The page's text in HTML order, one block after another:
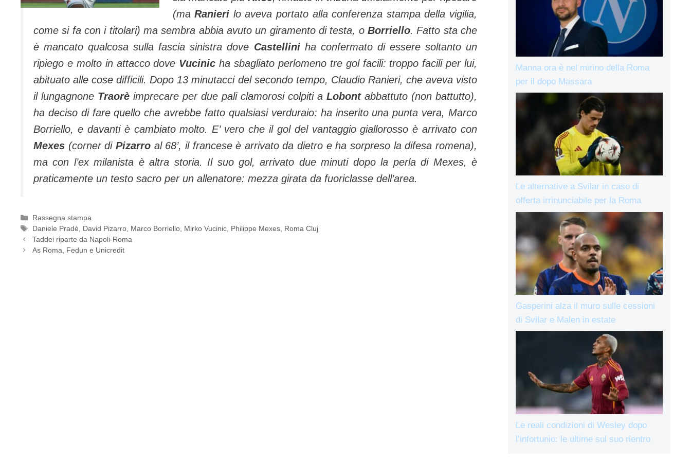
(maRanieri lo aveva portato alla conferenza stampa della vigilia,
come si fa con i titolari) ma sembra abbia avuto un giramento di testa, o Borriello. Fatto sta che
è mancato qualcosa sulla fascia sinistra dove Castelliniha confermato di essere soltanto un
ripiego e molto in attacco dove Vucinic ha sbagliato perlomeno tre gol facili: troppo facili per lui,
abituato alle cose difficili. Dopo 13 minutacci del secondo tempo, Claudio Ranieri, che aveva visto
il lungagnone Traorè imprecare per due pali clamorosi colpiti a Lobontabbattuto (non battutto),
ha deciso di fare quello che avrebbe fatto qualsiasi verduraio: ha inserito una punta vera, Marco
Borriello, e davanti è cambiato molto. E’ vero che il gol del vantaggio giallorosso è arrivato con
Mexes (corner di Pizarroal 68’, il francese è arrivato da dietro e ha sorpreso la difesa romena),
ma con l’ex milanista è altra storia. Il suo gol, arrivato due minuti dopo la perla di Mexes, è
praticamente un testo sacro per un allenatore: mezza girata da fuoriclasse dell’area.
Categorie
Rassegna stampa
Tag
Daniele Pradè, David Pizarro, Marco Borriello, Mirko Vucinic, Philippe Mexes, Roma Cluj
Taddei riparte da Napoli-Roma
As Roma, Fedun e Unicredit
Manna ora è nel mirino della Roma
per il dopo Massara
Le alternative a Svilar in caso di
offerta irrinunciabile per la Roma
Gasperini alza il muro sulle cessioni
di Svilar e Malen in estate
Le reali condizioni di Wesley dopo
l’infortunio: le ultime sul suo rientro